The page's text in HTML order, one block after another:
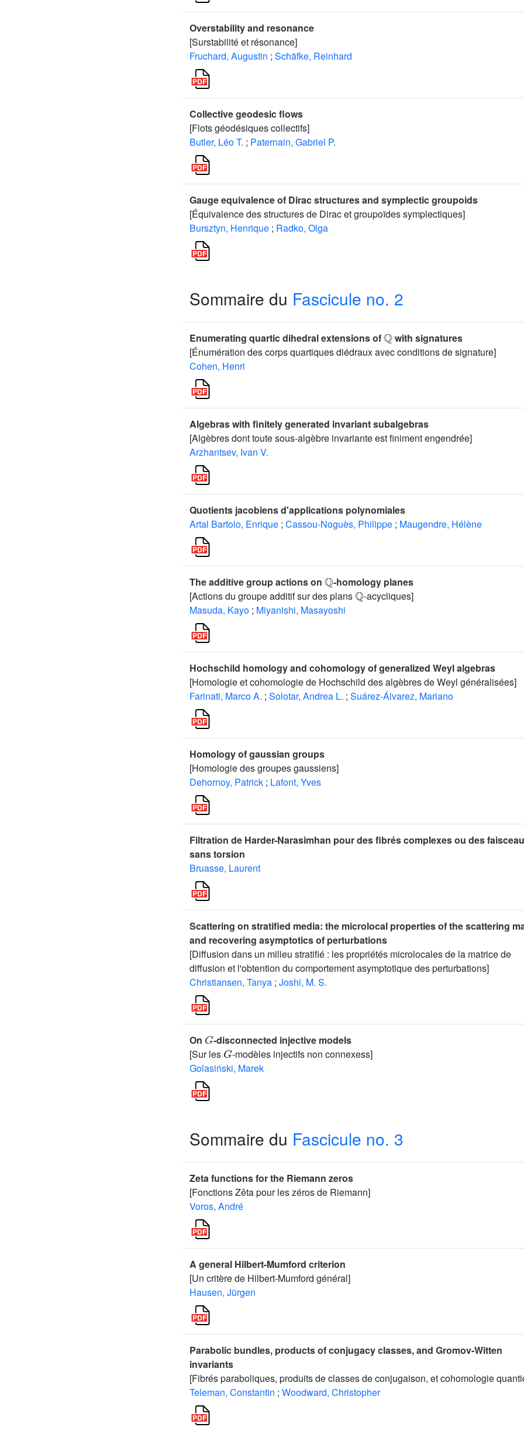
Overstability and resonance
[Surstabilité et résonance]
Fruchard, Augustin ; Schäfke, Reinhard
Collective geodesic flows
[Flots géodésiques collectifs]
Butler, Léo T. ; Paternain, Gabriel P.
Gauge equivalence of Dirac structures and symplectic groupoids
[Équivalence des structures de Dirac et groupoïdes symplectiques]
Bursztyn, Henrique ; Radko, Olga
Sommaire du Fascicule no. 2
Enumerating quartic dihedral extensions of
with signatures
[Énumération des corps quartiques diédraux avec conditions de signature]
Cohen, Henri
Algebras with finitely generated invariant subalgebras
[Algèbres dont toute sous-algèbre invariante est finiment engendrée]
Arzhantsev, Ivan V.
Quotients jacobiens d'applications polynomiales
Artal Bartolo, Enrique ; Cassou-Noguès, Philippe ; Maugendre, Hélène
The additive group actions on
-homology planes
[Actions du groupe additif sur des plans
ℚ
-acycliques]
Masuda, Kayo ; Miyanishi, Masayoshi
Hochschild homology and cohomology of generalized Weyl algebras
[Homologie et cohomologie de Hochschild des algèbres de Weyl généralisées]
Farinati, Marco A. ; Solotar, Andrea L. ; Suárez-Álvarez, Mariano
Homology of gaussian groups
[Homologie des groupes gaussiens]
Dehornoy, Patrick ; Lafont, Yves
Filtration de Harder-Narasimhan pour des fibrés complexes ou des
sans torsion
Bruasse, Laurent
Scattering on stratified media: the microlocal properties of the scattering
and recovering asymptotics of perturbations
[Diffusion dans un milieu stratifié : les propriétés microlocales de la matrice de
diffusion et l'obtention du comportement asymptotique des perturbations]
Christiansen, Tanya ; Joshi, M. S.
On
-disconnected injective models
[Sur les
G
-modèles injectifs non connexess]
Golasiński, Marek
Sommaire du Fascicule no. 3
Zeta functions for the Riemann zeros
[Fonctions Zêta pour les zéros de Riemann]
Voros, André
A general Hilbert-Mumford criterion
[Un critère de Hilbert-Mumford général]
Hausen, Jürgen
Parabolic bundles, products of conjugacy classes, and Gromov-Witten
invariants
[Fibrés paraboliques, produits de classes de conjugaison, et cohomologie
Teleman, Constantin ; Woodward, Christopher